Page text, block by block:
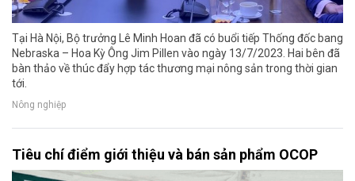
Tại Hà Nội, Bộ trưởng Lê Minh Hoan đã có buổi tiếp Thống đốc bang
Nebraska – Hoa Kỳ Ông Jim Pillen vào ngày 13/7/2023. Hai bên đã
bàn thảo về thúc đẩy hợp tác thương mại nông sản trong thời gian
tới.
Nông nghiệp
Tiêu chí điểm giới thiệu và bán sản phẩm OCOP